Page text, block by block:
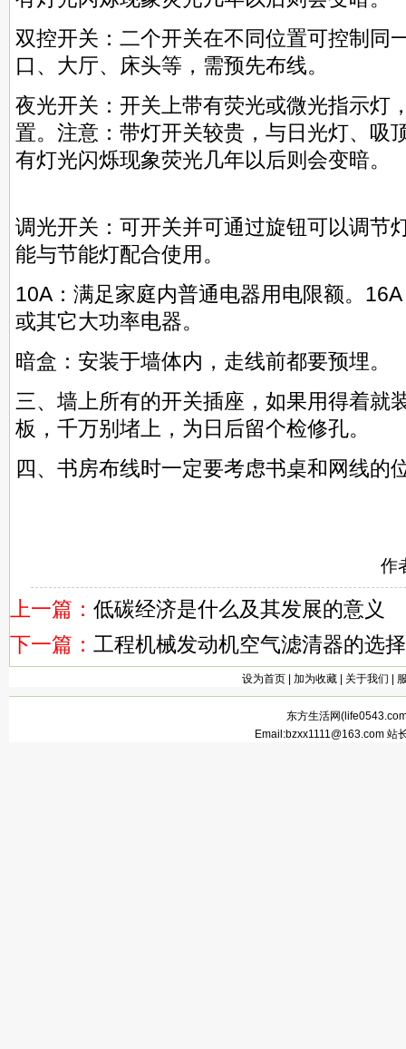
双控开关：二个开关在不同位置可控制同
口、大厅、床头等，需预先布线。
夜光开关：开关上带有荧光或微光指示灯
置。注意：带灯开关较贵，与日光灯、吸
有灯光闪烁现象荧光几年以后则会变暗。
调光开关：可开关并可通过旋钮可以调节
能与节能灯配合使用。
10A：满足家庭内普通电器用电限额。
或其它大功率电器。
暗盒：安装于墙体内，走线前都要预埋。
三、墙上所有的开关插座，如果用得着就
板，千万别堵上，为日后留个检修孔。
四、书房布线时一定要考虑书桌和网线的
作
上一篇： 低碳经济是什么及其发展的意义
下一篇： 工程机械发动机空气滤清器的选
设为首页| 加为收藏| 关于我们
东方生活网(
Email:bzxx1111@163.com 站